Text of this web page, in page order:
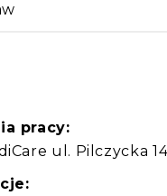
pracy:
ul. Pilczycka